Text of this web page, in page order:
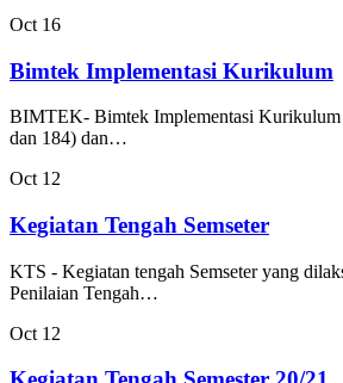
Oct 16
Bimtek Implementasi Kurikulum
BIMTEK- Bimtek Implementasi
dan 184) dan…
Oct 12
Kegiatan Tengah Semseter
KTS - Kegiatan tengah Semseter yang
Penilaian Tengah…
Oct 12